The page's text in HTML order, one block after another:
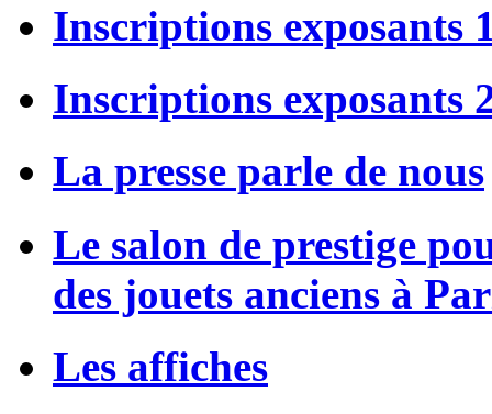
Inscriptions exposants
Inscriptions exposants
La presse parle de nous
Le salon de prestige
des jouets anciens à
Les affiches